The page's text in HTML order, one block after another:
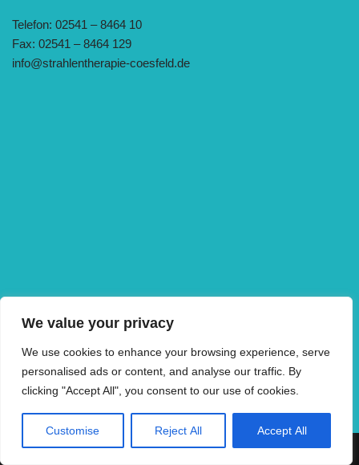
We value your privacy
We use cookies to enhance your browsing experience, serve
personalised ads or content, and analyse our traffic. By
clicking "Accept All", you consent to our use of cookies.
Customise Reject All Accept All
Telefon: 02541 – 8464 10
Fax: 02541 – 8464 129
info@strahlentherapie-coesfeld.de
MVZ Strahlentherapie Coesfeld GmbH